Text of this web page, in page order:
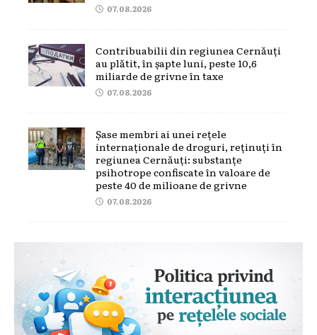
07.08.2026
Contribuabilii din regiunea Cernăuți
au plătit, în șapte luni, peste 10,6
miliarde de grivne în taxe
07.08.2026
Șase membri ai unei rețele
internaționale de droguri, reținuți în
regiunea Cernăuți: substanțe
psihotrope confiscate în valoare de
peste 40 de milioane de grivne
07.08.2026